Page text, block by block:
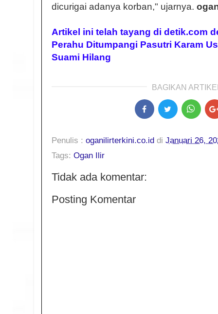
dicurigai adanya korban," ujarnya.
Artikel ini telah tayang di detik.com
Perahu Ditumpangi Pasutri Karam
Suami Hilang
BAGIKAN
Penulis : oganilirterkini.co.id di Januari 26,
Tags: Ogan Ilir
Tidak ada komentar:
Posting Komentar